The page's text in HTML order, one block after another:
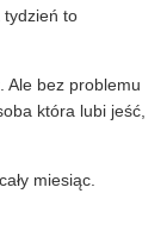
tydzień to
Ale bez problemu
która lubi jeść,
miesiąc.